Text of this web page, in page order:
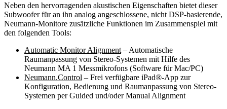
Neben den hervorragenden akustischen Eigenschaften bietet dieser
Subwoofer für an ihn analog angeschlossene, nicht DSP-basierende,
Neumann-Monitore zusätzliche Funktionen im Zusammenspiel mit
den folgenden Tools:
Automatic Monitor Alignment – Automatische
Raumanpassung von Stereo-Systemen mit Hilfe des
Neumann MA 1 Messmikrofons (Software für Mac/PC)
Neumann.Control – Frei verfügbare iPad®-App zur
Konfiguration, Bedienung und Raumanpassung von Stereo-
Systemen per Guided und/oder Manual Alignment